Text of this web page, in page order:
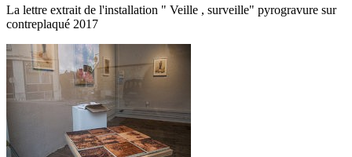
La lettre extrait de l'installation " Veille , surveille" pyrogravure sur
contreplaqué 2017